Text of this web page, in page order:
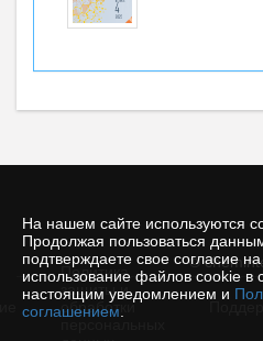
На нашем сайте используются
Продолжая пользоваться
подтверждаете свое согласие на
использование файлов cookie в
настоящим уведомлением и
соглашением
©
Политика
защиты и
обработки